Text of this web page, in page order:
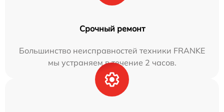
Срочный ремонт
Большинство неисправностей техники FRANKE
мы устраняем в течение 2 часов.